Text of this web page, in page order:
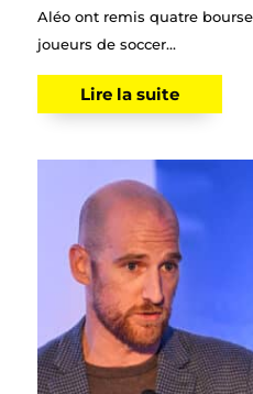
Aléo ont remis quatre
joueurs de soccer...
Lire la suite